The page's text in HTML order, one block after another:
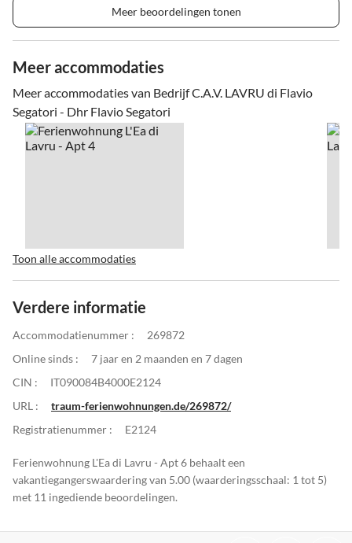
Meer beoordelingen tonen
Meer accommodaties
Meer accommodaties van Bedrijf C.A.V. LAVRU di Flavio
Segatori - Dhr Flavio Segatori
Toon alle accommodaties
Verdere informatie
Accommodatienummer :
269872
Online sinds :
7 jaar en 2 maanden en 7 dagen
CIN :
IT090084B4000E2124
URL :
traum-ferienwohnungen.de/269872/
Registratienummer :
E2124
Ferienwohnung L'Ea di Lavru - Apt 6 behaalt een
vakantiegangerswaardering van 5.00 (waarderingsschaal: 1 tot 5)
met 11 ingediende beoordelingen.